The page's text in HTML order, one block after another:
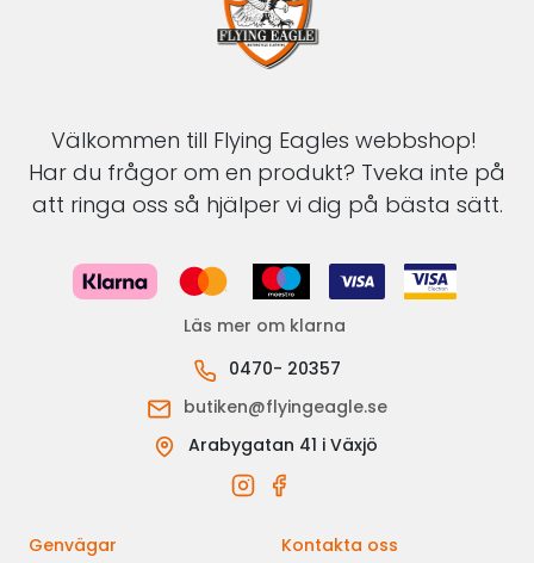
Välkommen till Flying Eagles webbshop!
Har du frågor om en produkt? Tveka inte på
att ringa oss så hjälper vi dig på bästa sätt.
Läs mer om klarna
0470- 20357
butiken@flyingeagle.se
Arabygatan 41 i Växjö
Genvägar Kontakta oss